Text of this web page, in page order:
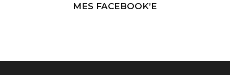
MES FACEBOOK’E